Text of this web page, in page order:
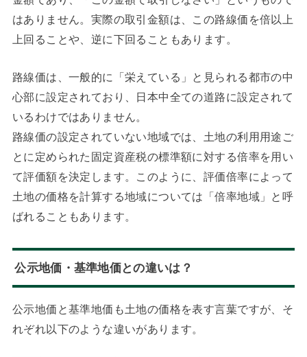
はありません。実際の取引金額は、この路線価を倍以上
上回ることや、逆に下回ることもあります。
路線価は、一般的に「栄えている」と見られる都市の中
心部に設定されており、日本中全ての道路に設定されて
いるわけではありません。
路線価の設定されていない地域では、土地の利用用途ご
とに定められた固定資産税の標準額に対する倍率を用い
て評価額を決定します。このように、評価倍率によって
土地の価格を計算する地域については「倍率地域」と呼
ばれることもあります。
公示地価・基準地価との違いは？
公示地価と基準地価も土地の価格を表す言葉ですが、そ
れぞれ以下のような違いがあります。